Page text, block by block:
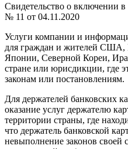
Свидетельство о включении
№ 11 от 04.11.2020
Услуги компании и
для граждан и жителей США,
Японии, Северной Кореи,
стране или юрисдикции, где
законам или постановлениям.
Для держателей банковских
оказание услуг держателю
территории страны, где
что держатель банковской
невыполнение законов